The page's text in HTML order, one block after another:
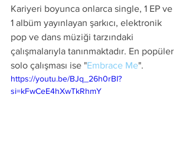
Kariyeri boyunca onlarca single, 1 EP ve
1 albüm yayınlayan şarkıcı, elektronik
pop ve dans müziği tarzındaki
çalışmalarıyla tanınmaktadır. En popüler
solo çalışması ise "Embrace Me".
https://youtu.be/BJq_26h0rBI?
si=kFwCeE4hXwTkRhmY